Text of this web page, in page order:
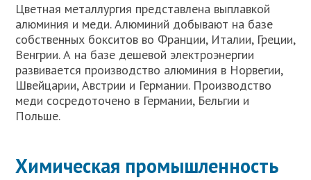
Цветная металлургия представлена выплавкой
алюминия и меди. Алюминий добывают на базе
собственных бокситов во Франции, Италии, Греции,
Венгрии. А на базе дешевой электроэнергии
развивается производство алюминия в Норвегии,
Швейцарии, Австрии и Германии. Производство
меди сосредоточено в Германии, Бельгии и
Польше.
Химическая промышленность